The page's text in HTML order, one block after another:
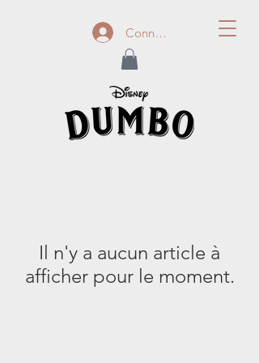
Connexion
Il n'y a aucun article à
afficher pour le moment.